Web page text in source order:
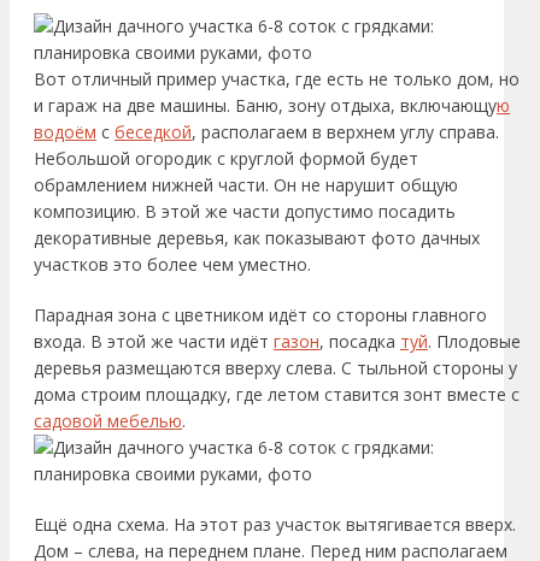
Вот отличный пример участка, где есть не только дом, но
и гараж на две машины. Баню, зону отдыха, включающую
водоём с беседкой, располагаем в верхнем углу справа.
Небольшой огородик с круглой формой будет
обрамлением нижней части. Он не нарушит общую
композицию. В этой же части допустимо посадить
декоративные деревья, как показывают фото дачных
участков это более чем уместно.
Парадная зона с цветником идёт со стороны главного
входа. В этой же части идёт газон, посадка туй. Плодовые
деревья размещаются вверху слева. С тыльной стороны у
дома строим площадку, где летом ставится зонт вместе с
садовой мебелью.
Ещё одна схема. На этот раз участок вытягивается вверх.
Дом – слева, на переднем плане. Перед ним располагаем